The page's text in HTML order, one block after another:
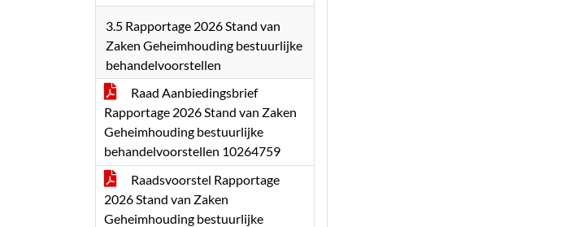
3.5 Rapportage 2026 Stand van
Zaken Geheimhouding bestuurlijke
behandelvoorstellen
Raad Aanbiedingsbrief
Rapportage 2026 Stand van Zaken
Geheimhouding bestuurlijke
behandelvoorstellen 10264759
Raadsvoorstel Rapportage
2026 Stand van Zaken
Geheimhouding bestuurlijke